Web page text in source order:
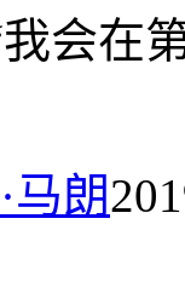
会在
马朗